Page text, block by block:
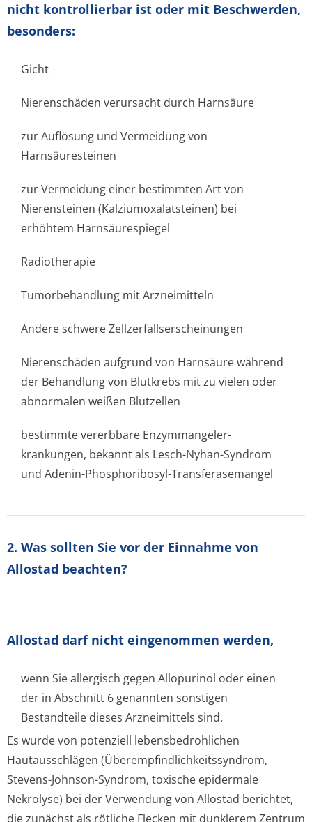
nicht kontrollierbar ist oder mit Beschwerden,
besonders:
Gicht
Nierenschäden verursacht durch Harnsäure
zur Auflösung und Vermeidung von
Harnsäuresteinen
zur Vermeidung einer bestimmten Art von
Nierensteinen (Kalziumoxalat­steinen) bei
erhöhtem Harnsäurespiegel
Radiotherapie
Tumorbehandlung mit Arzneimitteln
Andere schwere Zellzerfallser­scheinungen
Nierenschäden aufgrund von Harnsäure während
der Behandlung von Blutkrebs mit zu vielen oder
abnormalen weißen Blutzellen
bestimmte vererbbare Enzymmangeler­
krankungen, bekannt als Lesch-Nyhan-Syndrom
und Adenin-Phosphoribosyl-Transferasemangel
2. Was sollten Sie vor der Einnahme von
Allostad beachten?
Allostad darf nicht eingenommen werden,
wenn Sie allergisch gegen Allopurinol oder einen
der in Abschnitt 6 genannten sonstigen
Bestandteile dieses Arzneimittels sind.
Es wurde von potenziell lebensbedrohlichen
Hautausschlägen (Überempfindlichke­itssyndrom,
Stevens-Johnson-Syndrom, toxische epidermale
Nekrolyse) bei der Verwendung von Allostad berichtet,
die zunächst als rötliche Flecken mit dunklerem Zentrum